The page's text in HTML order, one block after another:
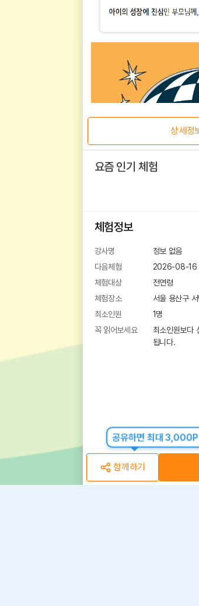
상세정
요즘 인기 체험
체험정보
강사명
정보 없음
다음체험
2026-08-16
체험대상
전연령
체험장소
서울 용산구
최소인원
1명
꼭 읽어보세요
최소인원보다
됩니다.
공유하면 최대 3,000P
함께하기